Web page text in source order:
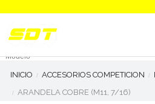
Make
Modelo
INICIO ACCESORIOS COMPETICION
ARANDELA COBRE (M11, 7/16)